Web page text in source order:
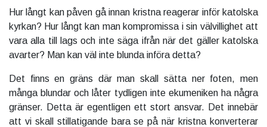
Hur långt kan påven gå innan kristna reagerar inför katolska
kyrkan? Hur långt kan man kompromissa i sin välvillighet att
vara alla till lags och inte säga ifrån när det gäller katolska
avarter? Man kan väl inte blunda införa detta?
Det finns en gräns där man skall sätta ner foten, men
många blundar och låter tydligen inte ekumeniken ha några
gränser. Detta är egentligen ett stort ansvar. Det innebär
att vi skall stillatigande bara se på när kristna konverterar